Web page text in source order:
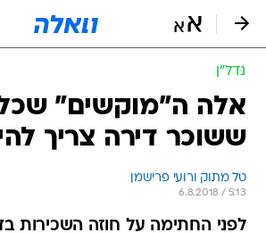
נדל״ן
אלה ה"מוקשים"
ששוכר דירה צריך
טל מתוק ורועי פרישמן
6.8.2018 / 5:13
לפני החתימה על חוזה השכירות